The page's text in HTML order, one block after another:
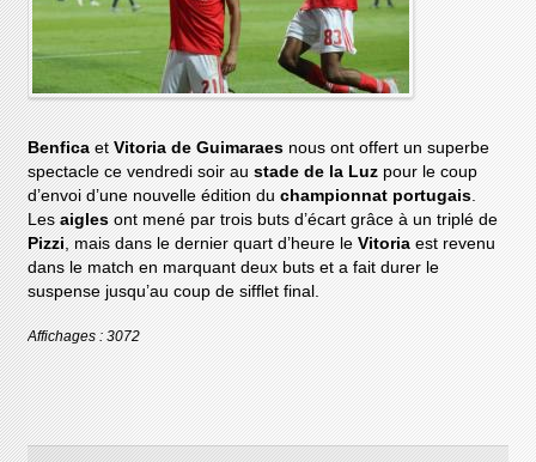
BenficaetVitoria de Guimaraes nous ont offert un superbe
spectacle ce vendredi soir austade de la Luz pour le coup
d’envoi d’une nouvelle édition duchampionnat portugais.
Lesaiglesont mené par trois buts d’écart grâce à un triplé de
Pizzi, mais dans le dernier quart d’heure leVitoriaest revenu
dans le match en marquant deux buts et a fait durer le
suspense jusqu’au coup de sifflet final.
Affichages : 3072